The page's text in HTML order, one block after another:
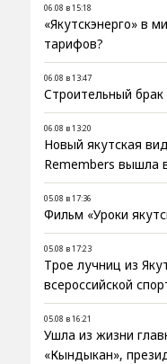
06.08 в 15:18
«Якутскэнерго» в
тарифов?
06.08 в 13:47
Строительный
06.08 в 13:20
Новый якутская
Remembers вышла
05.08 в 17:36
Фильм «Уроки
05.08 в 17:23
Трое лучниц из
всероссийской
05.08 в 16:21
Ушла из жизни
«Кындыкан»,